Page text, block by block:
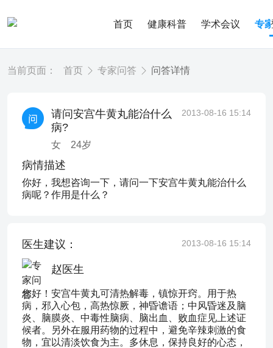
首页 健康科普 学术会议 专
当前页面： 首页 专家问答 问答详情
请问安宫牛黄丸能治什么
病?
女 24岁
2013-08-16 15:14
病情描述
你好，我想咨询一下，请问一下安宫牛黄丸能治什么
病呢？作用是什么？
医生建议： 2013-08-16 15:14
赵医生
您好！安宫牛黄丸可清热解毒，镇惊开窍。用于热
病，邪入心包，高热惊厥，神昏谵语；中风昏迷及脑
炎、脑膜炎、中毒性脑病、脑出血、败血症见上述证
候者。另外在服用药物的过程中，避免辛辣刺激的食
物，宜以清淡饮食为主。多休息，保持良好的心态，